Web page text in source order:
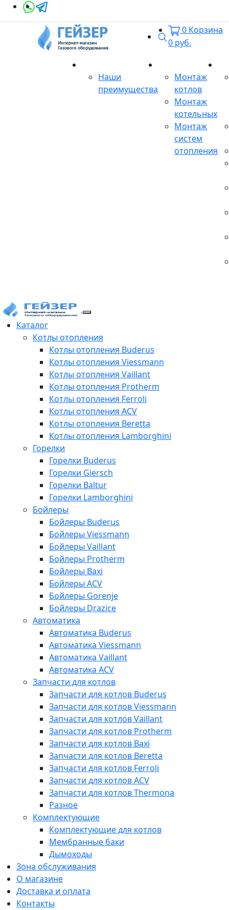
Поиск
0 Корзина
0 руб.
Наши
преимущества
Монтаж
котлов
Монтаж
котельных
Монтаж
систем
отопления
Каталог
Котлы отопления
Котлы отопления Buderus
Котлы отопления Viessmann
Котлы отопления Vaillant
Котлы отопления Protherm
Котлы отопления Ferroli
Котлы отопления ACV
Котлы отопления Beretta
Котлы отопления Lamborghini
Горелки
Горелки Buderus
Горелки Giersch
Горелки Baltur
Горелки Lamborghini
Бойлеры
Бойлеры Buderus
Бойлеры Viessmann
Бойлеры Vaillant
Бойлеры Protherm
Бойлеры Baxi
Бойлеры ACV
Бойлеры Gorenje
Бойлеры Drazice
Автоматика
Автоматика Buderus
Автоматика Viessmann
Автоматика Vaillant
Автоматика ACV
Запчасти для котлов
Запчасти для котлов Buderus
Запчасти для котлов Viessmann
Запчасти для котлов Vaillant
Запчасти для котлов Protherm
Запчасти для котлов Baxi
Запчасти для котлов Beretta
Запчасти для котлов Ferroli
Запчасти для котлов ACV
Запчасти для котлов Thermona
Разное
Комплектующие
Комплектующие для котлов
Мембранные баки
Дымоходы
Зона обслуживания
О магазине
Доставка и оплата
Контакты